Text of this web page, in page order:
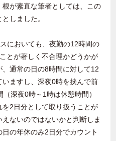
が素直な筆者としては、この
しました。
においても、夜勤の12時間の
とが著しく不合理かどうかが
通常の日の8時間に対して12
ますし、深夜0時を挟んで前
深夜0時～1時は休憩時間）
2日分として取り扱うことが
ないのではないかと判断しま
の年休のみ2日分でカウント